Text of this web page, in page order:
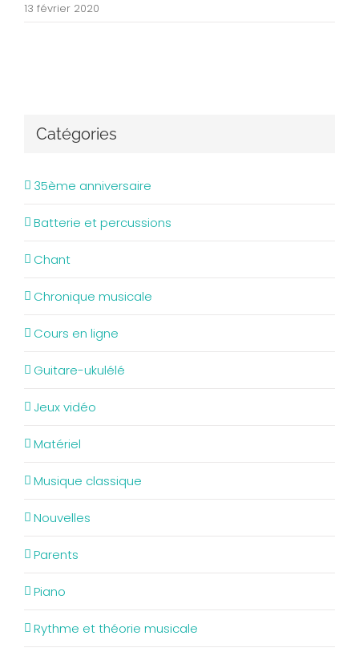
13 février 2020
Catégories
35ème anniversaire
Batterie et percussions
Chant
Chronique musicale
Cours en ligne
Guitare-ukulélé
Jeux vidéo
Matériel
Musique classique
Nouvelles
Parents
Piano
Rythme et théorie musicale